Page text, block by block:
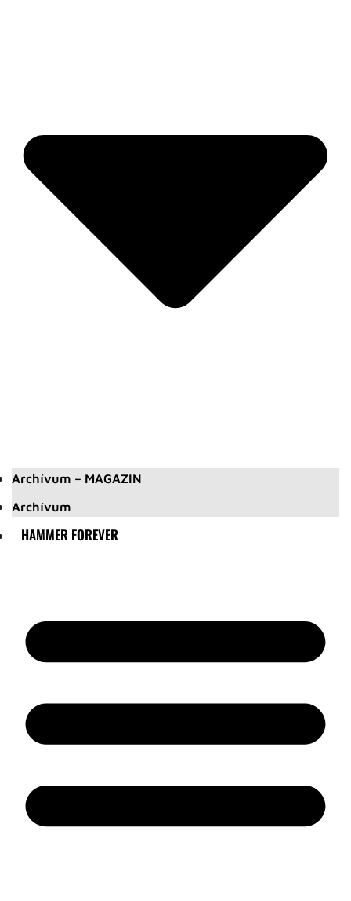
Archívum – MAGAZIN
Archívum
HAMMER FOREVER